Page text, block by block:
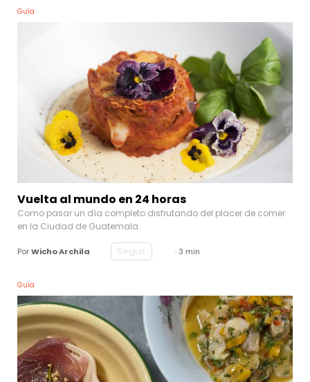
Guía
Vuelta al mundo en 24 horas
Como pasar un día completo disfrutando del placer de comer
en la Ciudad de Guatemala.
PorWicho Archila Seguir · 3 min
Guía